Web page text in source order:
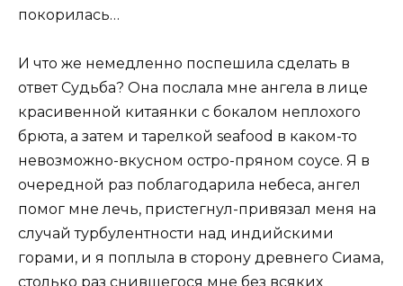
покорилась…
И что же немедленно поспешила сделать в
ответ Судьба? Она послала мне ангела в лице
красивенной китаянки с бокалом неплохого
брюта, а затем и тарелкой seafood в каком-то
невозможно-вкусном остро-пряном соусе. Я в
очередной раз поблагодарила небеса, ангел
помог мне лечь, пристегнул-привязал меня на
случай турбулентности над индийскими
горами, и я поплыла в сторону древнего Сиама,
столько раз снившегося мне без всяких